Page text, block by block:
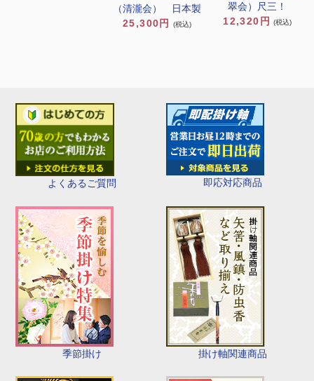
よくあるご質問 即応対応商品
季節掛け 掛け軸関連商品
（清瀧会） 日本製
25,300円
(税込)
翠会）尺三！
12,320円
(税込)